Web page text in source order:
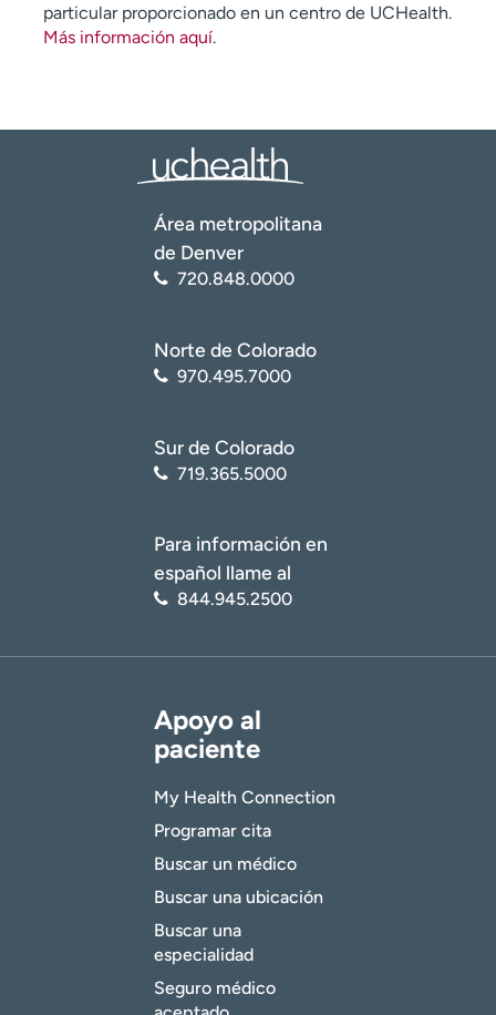
particular proporcionado en un centro de UCHealth.
Más información aquí.
Área metropolitana
de Denver
720.848.0000
Norte de Colorado
970.495.7000
Sur de Colorado
719.365.5000
Para información en
español llame al
844.945.2500
Apoyo al
paciente
My Health Connection
Programar cita
Buscar un médico
Buscar una ubicación
Buscar una
especialidad
Seguro médico